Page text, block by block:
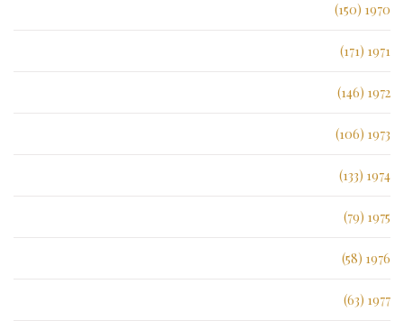
1970 (150)
1971 (171)
1972 (146)
1973 (106)
1974 (133)
1975 (79)
1976 (58)
1977 (63)